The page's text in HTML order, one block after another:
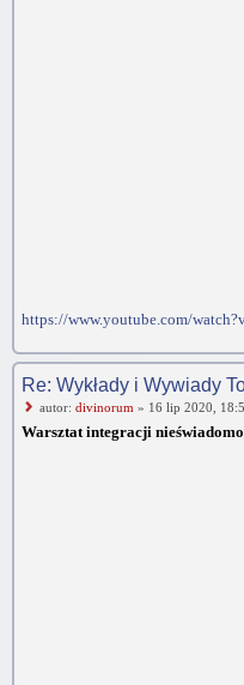
https://www.youtube.com/
Re: Wykłady i Wywiady
autor: divinorum » 16 lip 2020,
Warsztat integracji